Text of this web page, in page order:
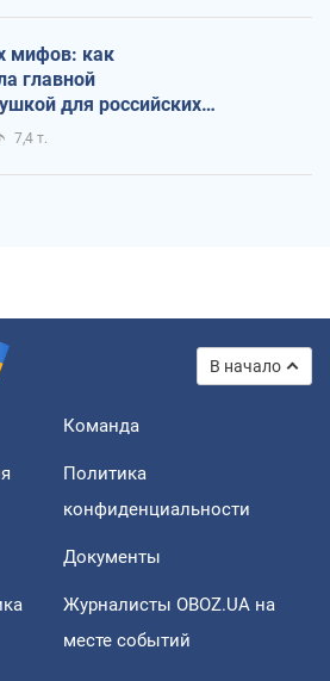
мифов: как
главной
для российских
7,4 т.
В начало
Команда
Политика
конфиденциальности
Документы
Журналисты OBOZ.UA на
месте событий